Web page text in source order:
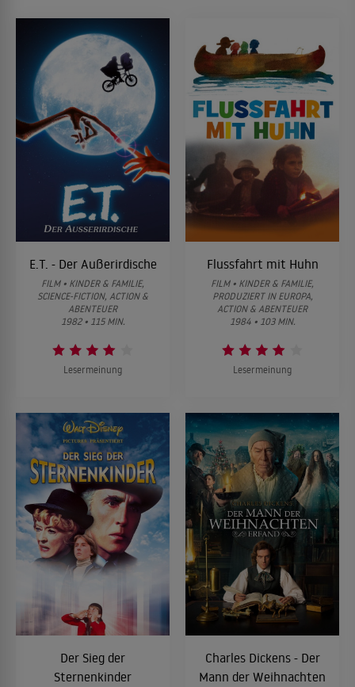
E.T. - Der Außerirdische
FILM • KINDER & FAMILIE,
SCIENCE-FICTION, ACTION &
ABENTEUER
1982 • 115 MIN.
Lesermeinung
Flussfahrt mit Huhn
FILM • KINDER & FAMILIE,
PRODUZIERT IN EUROPA,
ACTION & ABENTEUER
1984 • 103 MIN.
Lesermeinung
Der Sieg der
Sternenkinder
Charles Dickens - Der
Mann der Weihnachten